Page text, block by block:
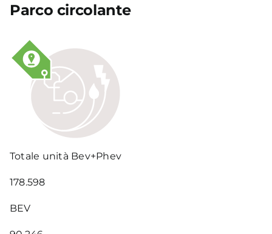
Parco circolante
Totale unità Bev+Phev
178.598
BEV